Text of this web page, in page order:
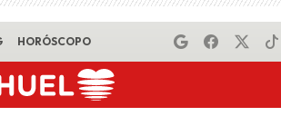
HORÓSCOPO